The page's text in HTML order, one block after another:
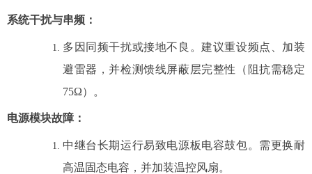
系统干扰与串频 ：
多因同频干扰或接地不良。建议重设频点、加装
避雷器，并检测馈线屏蔽层完整性（阻抗需稳定
75Ω）。
电源模块故障 ：
中继台长期运行易致电源板电容鼓包。需更换耐
高温固态电容，并加装温控风扇。